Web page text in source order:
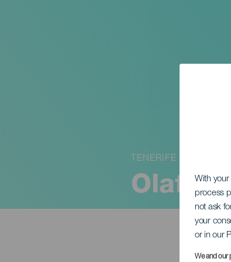
With your
process
not ask
your
or in our
We and our
Olaf
TENERIFE